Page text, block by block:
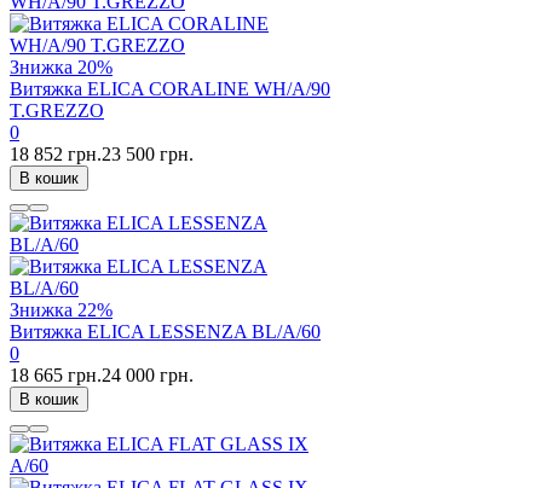
Знижка 20%
Витяжка ELICA CORALINE WH/A/90
T.GREZZO
0
18 852 грн.23 500 грн.
В кошик
Знижка 22%
Витяжка ELICA LESSENZA BL/A/60
0
18 665 грн.24 000 грн.
В кошик